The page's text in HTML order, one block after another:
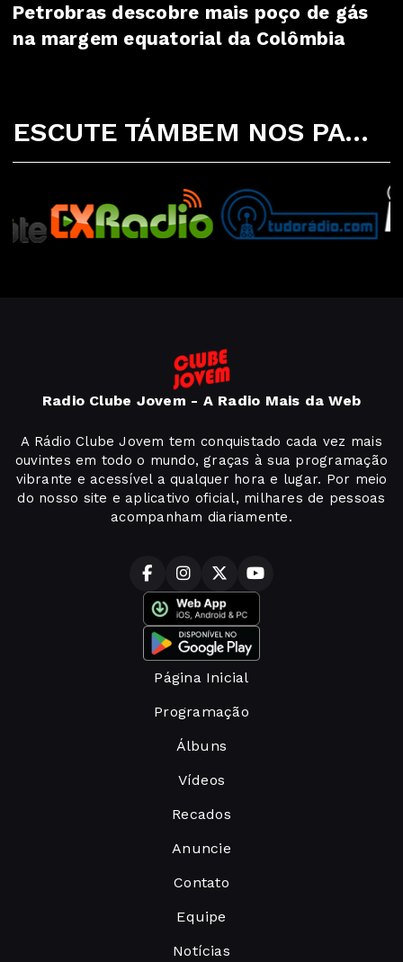
Petrobras descobre mais poço de gás
na margem equatorial da Colômbia
ESCUTE TÁMBEM NOS PARCEIROS ABAIXO
Radio Clube Jovem - A Radio Mais da Web
A Rádio Clube Jovem tem conquistado cada vez mais
ouvintes em todo o mundo, graças à sua programação
vibrante e acessível a qualquer hora e lugar. Por meio
do nosso site e aplicativo oficial, milhares de pessoas
acompanham diariamente.
Página Inicial
Programação
Álbuns
Vídeos
Recados
Anuncie
Contato
Equipe
Notícias